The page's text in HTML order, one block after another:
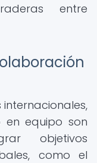
entre
equipo son
objetivos
como el